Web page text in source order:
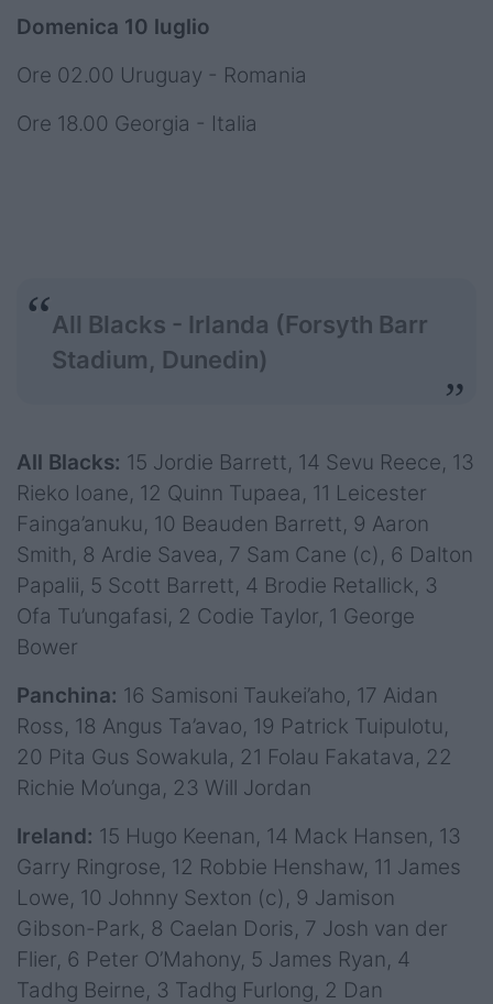
Domenica 10 luglio
Ore 02.00 Uruguay - Romania
Ore 18.00 Georgia - Italia
All Blacks - Irlanda (Forsyth Barr
Stadium, Dunedin)
All Blacks: 15 Jordie Barrett, 14 Sevu Reece, 13
Rieko Ioane, 12 Quinn Tupaea, 11 Leicester
Fainga’anuku, 10 Beauden Barrett, 9 Aaron
Smith, 8 Ardie Savea, 7 Sam Cane (c), 6 Dalton
Papalii, 5 Scott Barrett, 4 Brodie Retallick, 3
Ofa Tu’ungafasi, 2 Codie Taylor, 1 George
Bower
Panchina: 16 Samisoni Taukei’aho, 17 Aidan
Ross, 18 Angus Ta’avao, 19 Patrick Tuipulotu,
20 Pita Gus Sowakula, 21 Folau Fakatava, 22
Richie Mo’unga, 23 Will Jordan
Ireland: 15 Hugo Keenan, 14 Mack Hansen, 13
Garry Ringrose, 12 Robbie Henshaw, 11 James
Lowe, 10 Johnny Sexton (c), 9 Jamison
Gibson-Park, 8 Caelan Doris, 7 Josh van der
Flier, 6 Peter O’Mahony, 5 James Ryan, 4
Tadhg Beirne, 3 Tadhg Furlong, 2 Dan